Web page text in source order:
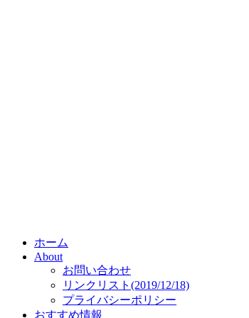
ホーム
About
お問い合わせ
リンクリスト(2019/12/18)
プライバシーポリシー
おすすめ情報